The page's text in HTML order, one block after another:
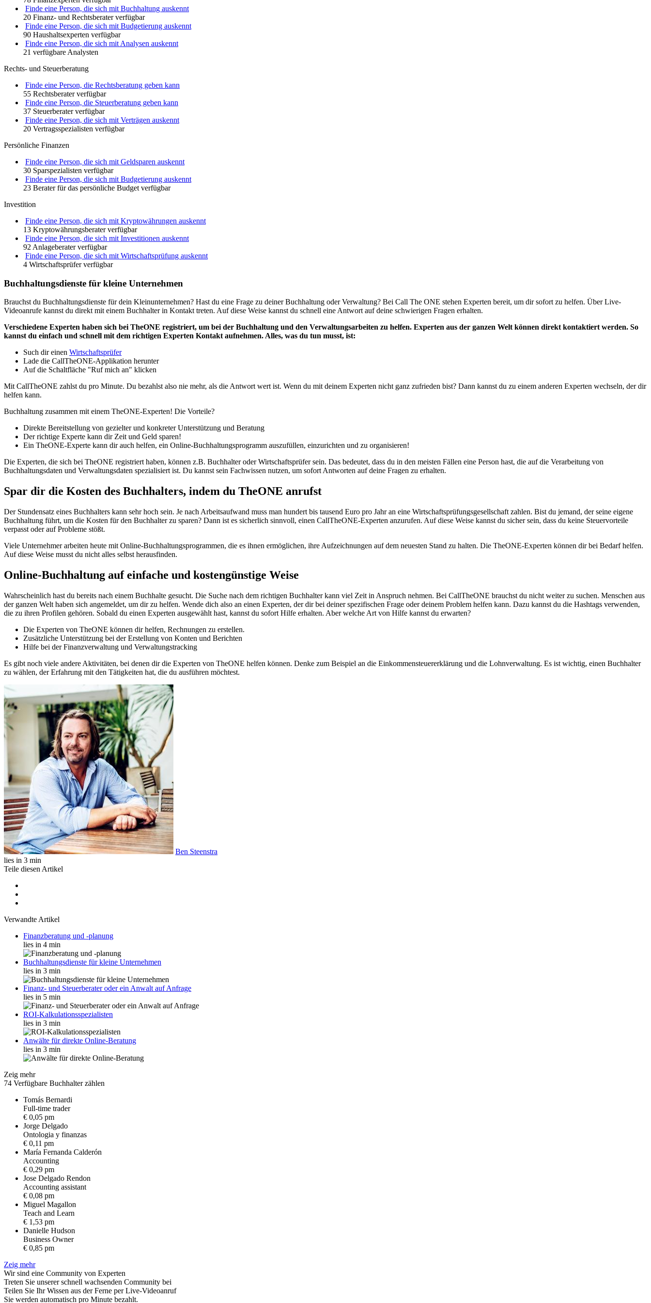
Finde eine Person, die sich mit Buchhaltung auskennt
20 Finanz- und Rechtsberater verfügbar
Finde eine Person, die sich mit Budgetierung auskennt
90 Haushaltsexperten verfügbar
Finde eine Person, die sich mit Analysen auskennt
21 verfügbare Analysten
Rechts- und Steuerberatung
Finde eine Person, die Rechtsberatung geben kann
55 Rechtsberater verfügbar
Finde eine Person, die Steuerberatung geben kann
37 Steuerberater verfügbar
Finde eine Person, die sich mit Verträgen auskennt
20 Vertragsspezialisten verfügbar
Persönliche Finanzen
Finde eine Person, die sich mit Geldsparen auskennt
30 Sparspezialisten verfügbar
Finde eine Person, die sich mit Budgetierung auskennt
23 Berater für das persönliche Budget verfügbar
Investition
Finde eine Person, die sich mit Kryptowährungen auskennt
13 Kryptowährungsberater verfügbar
Finde eine Person, die sich mit Investitionen auskennt
92 Anlageberater verfügbar
Finde eine Person, die sich mit Wirtschaftsprüfung auskennt
4 Wirtschaftsprüfer verfügbar
Buchhaltungsdienste für kleine Unternehmen
Brauchst du Buchhaltungsdienste für dein Kleinunternehmen? Hast du eine Frage zu deiner Buchhaltung oder Verwaltung? Bei Call The ONE stehen Experten bereit, um dir sofort zu helfen. Über Live-
Videoanrufe kannst du direkt mit einem Buchhalter in Kontakt treten. Auf diese Weise kannst du schnell eine Antwort auf deine schwierigen Fragen erhalten.
Verschiedene Experten haben sich bei TheONE registriert, um bei der Buchhaltung und den Verwaltungsarbeiten zu helfen. Experten aus der ganzen Welt können direkt kontaktiert werden. So
kannst du einfach und schnell mit dem richtigen Experten Kontakt aufnehmen. Alles, was du tun musst, ist:
Such dir einen Wirtschaftsprüfer
Lade die CallTheONE-Applikation herunter
Auf die Schaltfläche "Ruf mich an" klicken
Mit CallTheONE zahlst du pro Minute. Du bezahlst also nie mehr, als die Antwort wert ist. Wenn du mit deinem Experten nicht ganz zufrieden bist? Dann kannst du zu einem anderen Experten wechseln, der dir
helfen kann.
Buchhaltung zusammen mit einem TheONE-Experten! Die Vorteile?
Direkte Bereitstellung von gezielter und konkreter Unterstützung und Beratung
Der richtige Experte kann dir Zeit und Geld sparen!
Ein TheONE-Experte kann dir auch helfen, ein Online-Buchhaltungsprogramm auszufüllen, einzurichten und zu organisieren!
Die Experten, die sich bei TheONE registriert haben, können z.B. Buchhalter oder Wirtschaftsprüfer sein. Das bedeutet, dass du in den meisten Fällen eine Person hast, die auf die Verarbeitung von
Buchhaltungsdaten und Verwaltungsdaten spezialisiert ist. Du kannst sein Fachwissen nutzen, um sofort Antworten auf deine Fragen zu erhalten.
Spar dir die Kosten des Buchhalters, indem du TheONE anrufst
Der Stundensatz eines Buchhalters kann sehr hoch sein. Je nach Arbeitsaufwand muss man hundert bis tausend Euro pro Jahr an eine Wirtschaftsprüfungsgesellschaft zahlen. Bist du jemand, der seine eigene
Buchhaltung führt, um die Kosten für den Buchhalter zu sparen? Dann ist es sicherlich sinnvoll, einen CallTheONE-Experten anzurufen. Auf diese Weise kannst du sicher sein, dass du keine Steuervorteile
verpasst oder auf Probleme stößt.
Viele Unternehmer arbeiten heute mit Online-Buchhaltungsprogrammen, die es ihnen ermöglichen, ihre Aufzeichnungen auf dem neuesten Stand zu halten. Die TheONE-Experten können dir bei Bedarf helfen.
Auf diese Weise musst du nicht alles selbst herausfinden.
Online-Buchhaltung auf einfache und kostengünstige Weise
Wahrscheinlich hast du bereits nach einem Buchhalte gesucht. Die Suche nach dem richtigen Buchhalter kann viel Zeit in Anspruch nehmen. Bei CallTheONE brauchst du nicht weiter zu suchen. Menschen aus
der ganzen Welt haben sich angemeldet, um dir zu helfen. Wende dich also an einen Experten, der dir bei deiner spezifischen Frage oder deinem Problem helfen kann. Dazu kannst du die Hashtags verwenden,
die zu ihren Profilen gehören. Sobald du einen Experten ausgewählt hast, kannst du sofort Hilfe erhalten. Aber welche Art von Hilfe kannst du erwarten?
Die Experten von TheONE können dir helfen, Rechnungen zu erstellen.
Zusätzliche Unterstützung bei der Erstellung von Konten und Berichten
Hilfe bei der Finanzverwaltung und Verwaltungstracking
Es gibt noch viele andere Aktivitäten, bei denen dir die Experten von TheONE helfen können. Denke zum Beispiel an die Einkommensteuererklärung und die Lohnverwaltung. Es ist wichtig, einen Buchhalter
zu wählen, der Erfahrung mit den Tätigkeiten hat, die du ausführen möchtest.
Ben Steenstra
lies in 3 min
Teile diesen Artikel
Verwandte Artikel
Finanzberatung und -planung
lies in 4 min
Buchhaltungsdienste für kleine Unternehmen
lies in 3 min
Finanz- und Steuerberater oder ein Anwalt auf Anfrage
lies in 5 min
ROI-Kalkulationsspezialisten
lies in 3 min
Anwälte für direkte Online-Beratung
lies in 3 min
Zeig mehr
74 Verfügbare Buchhalter zählen
Tomás Bernardi
Full-time trader
€ 0,05 pm
Jorge Delgado
Ontologia y finanzas
€ 0,11 pm
María Fernanda Calderón
Accounting
€ 0,29 pm
Jose Delgado Rendon
Accounting assistant
€ 0,08 pm
Miguel Magallon
Teach and Learn
€ 1,53 pm
Danielle Hudson
Business Owner
€ 0,85 pm
Zeig mehr
Wir sind eine Community von Experten
Treten Sie unserer schnell wachsenden Community bei
Teilen Sie Ihr Wissen aus der Ferne per Live-Videoanruf
Sie werden automatisch pro Minute bezahlt.